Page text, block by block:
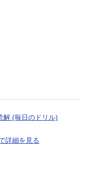
解 (毎日のドリル)
詳細を見る